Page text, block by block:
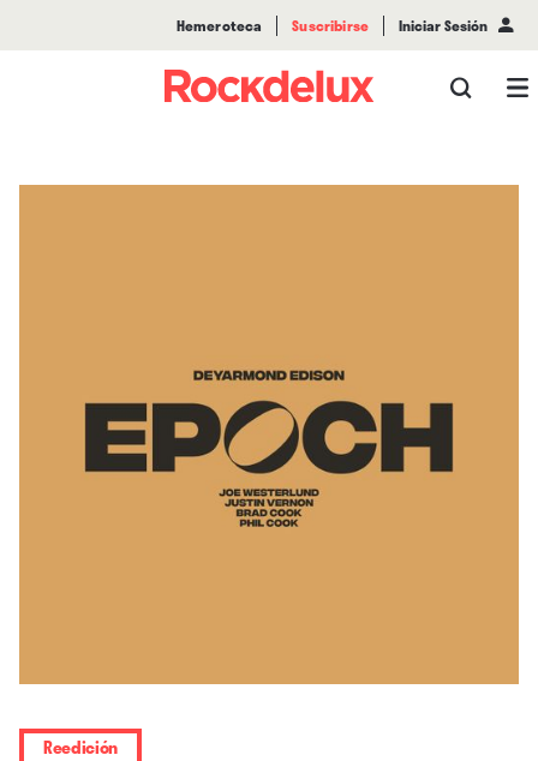
Hemeroteca Suscribirse Iniciar Sesión
Reedición